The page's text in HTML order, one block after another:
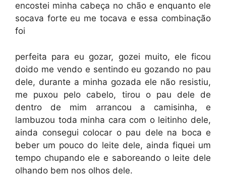
encostei minha cabeça no chão e enquanto ele
socava forte eu me tocava e essa combinação
foi
perfeita para eu gozar, gozei muito, ele ficou
doido me vendo e sentindo eu gozando no pau
dele, durante a minha gozada ele não resistiu,
me puxou pelo cabelo, tirou o pau dele de
dentro de mim arrancou a camisinha, e
lambuzou toda minha cara com o leitinho dele,
ainda consegui colocar o pau dele na boca e
beber um pouco do leite dele, ainda fiquei um
tempo chupando ele e saboreando o leite dele
olhando bem nos olhos dele.